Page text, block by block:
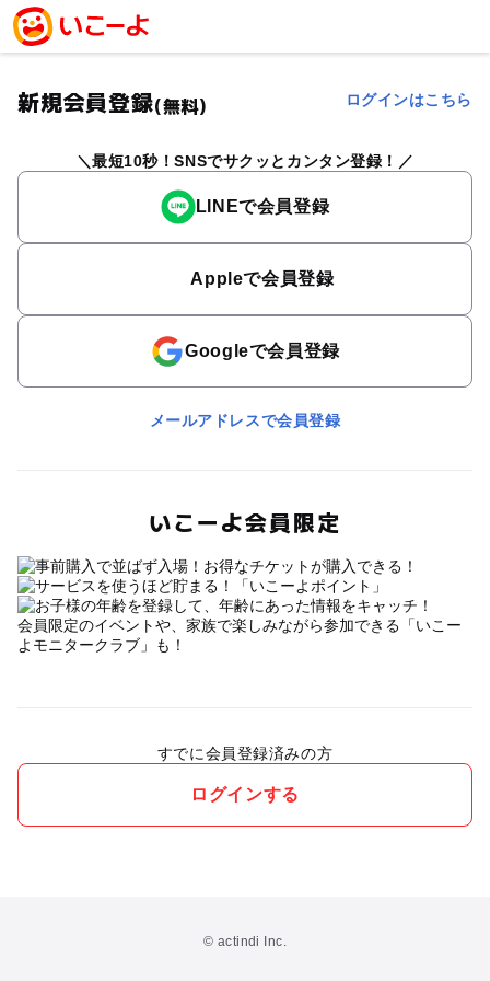
新規会員登録(無料) ログインはこちら
最短10秒！SNSでサクッとカンタン登録！
LINEで会員登録
Appleで会員登録
Googleで会員登録
メールアドレスで会員登録
いこーよ会員限定
会員限定のイベントや、家族で楽しみながら参加できる「いこー
よモニタークラブ」も！
すでに会員登録済みの方
ログインする
© actindi Inc.